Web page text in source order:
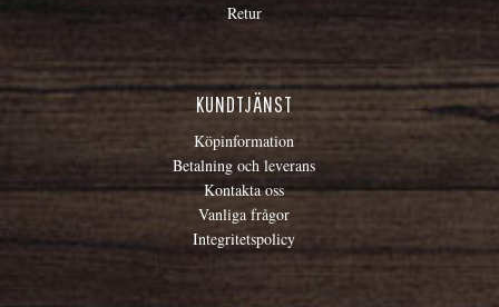
Retur
KUNDTJÄNST
Köpinformation
Betalning och leverans
Kontakta oss
Vanliga frågor
Integritetspolicy